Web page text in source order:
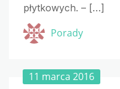
płytkowych. – […]
Porady
11 marca 2016